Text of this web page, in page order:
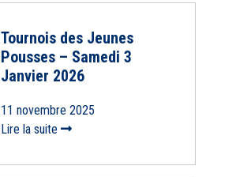
Tournois des Jeunes
Pousses – Samedi 3
Janvier 2026
11 novembre 2025
Lire la suite